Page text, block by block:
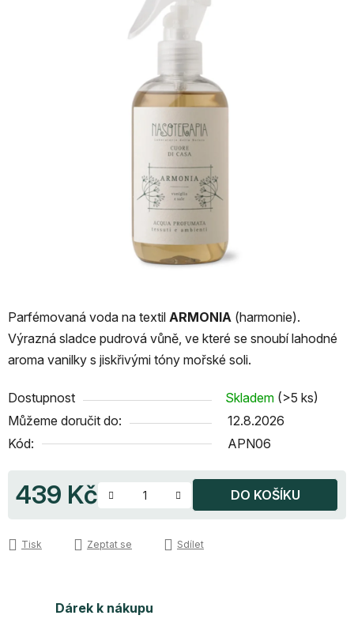
Parfémovaná voda na textil ARMONIA (harmonie).
Výrazná sladce pudrová vůně, ve které se snoubí lahodné
aroma vanilky s jiskřivými tóny mořské soli.
Dostupnost Skladem (>5 ks)
Můžeme doručit do:
12.8.2026
Kód:
APN06
439 Kč DO KOŠÍKU
Tisk Zeptat se Sdílet
Dárek k nákupu